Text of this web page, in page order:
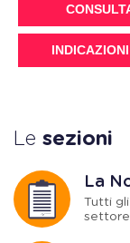
Le sezioni
La
Tutti
settore